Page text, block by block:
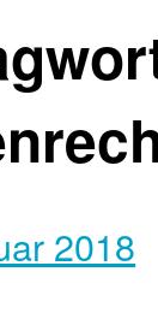
2018